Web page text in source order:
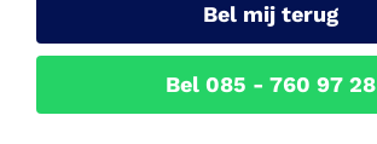
Bel mij terug
Bel 085 - 760 97 28